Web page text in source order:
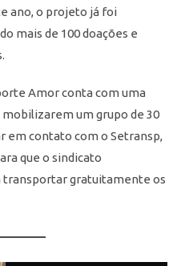
ano, o projeto já foi
mais de 100 doações e
Amor conta com uma
um grupo de 30
em contato com o Setransp,
que o sindicato
transportar gratuitamente os